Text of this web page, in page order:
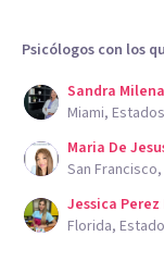
Psicólogos con los
Sandra
Miami,
Maria De
San
Jessica Perez
Florida,